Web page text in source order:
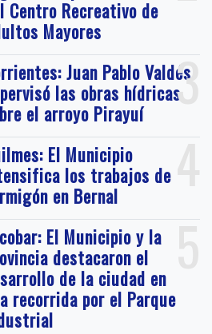
Centro Recreativo de
Mayores
3
Juan Pablo Valdés
las obras hídricas
el arroyo Pirayuí
4
El Municipio
los trabajos de
en Bernal
5
El Municipio y la
destacaron el
de la ciudad en
recorrida por el Parque